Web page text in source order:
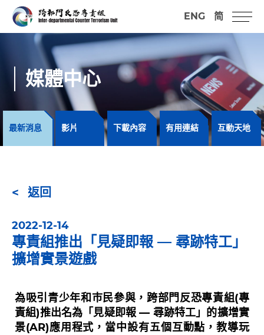
ENG 简
媒體中心
最新消息 影片 下載內容 有用連結 互動天地
返回
2022-12-14
專責組推出「見疑即報 — 尋跡特工」
擴增實景遊戲
為吸引青少年和巿民參與，跨部門反恐專責組(專
責組)推出名為「見疑即報 — 尋跡特工」的擴增實
景(AR)應用程式，當中設有五個互動點，教導玩